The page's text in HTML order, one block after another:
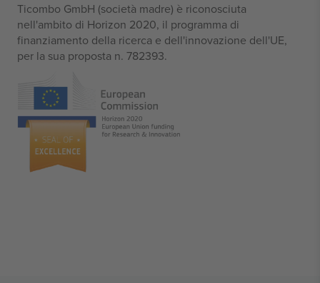
Ticombo GmbH (società madre) è riconosciuta
nell'ambito di Horizon 2020, il programma di
finanziamento della ricerca e dell'innovazione dell'UE,
per la sua proposta n. 782393.